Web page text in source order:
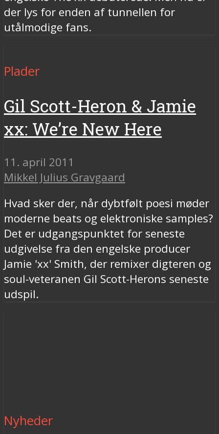
der lys for enden af tunnellen for
utålmodige fans.
Plader
Gil Scott-Heron & Jamie
xx: We’re New Here
11. april 2011
Mikkel Julius Gravgaard
Hvad sker der, når dybtfølt poesi møder
moderne beats og elektroniske samples?
Det er udgangspunktet for seneste
udgivelse fra den engelske producer
Jamie 'xx' Smith, der remixer digteren og
soul-veteranen Gil Scott-Herons seneste
udspil.
Nyheder